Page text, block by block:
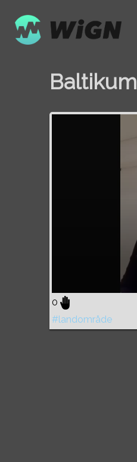
Baltikum
0
#landområde